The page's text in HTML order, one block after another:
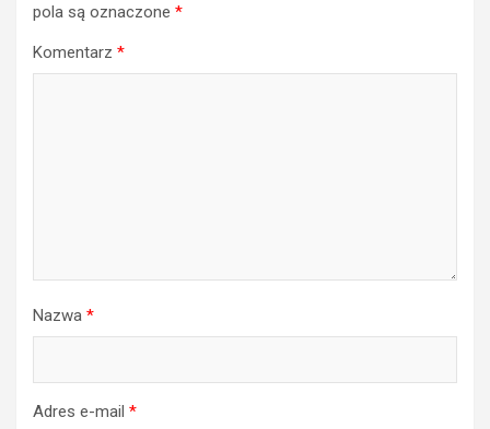
pola są oznaczone *
Komentarz *
Nazwa *
Adres e-mail *